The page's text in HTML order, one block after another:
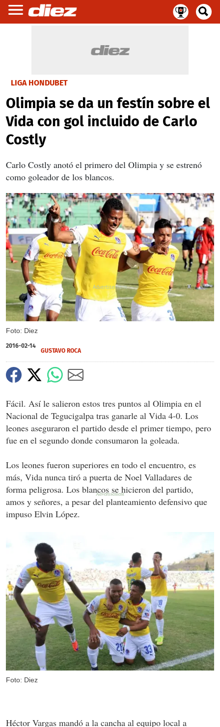
LIGA HONDUBET
Olimpia se da un festín sobre el
Vida con gol incluido de Carlo
Costly
Carlo Costly anotó el primero del Olimpia y se estrenó
como goleador de los blancos.
Foto: Diez
X
X
X
2016-02-14
GUSTAVO ROCA
Fácil. Así le salieron estos tres puntos al Olimpia en el
Nacional de Tegucigalpa tras ganarle al Vida 4-0. Los
leones aseguraron el partido desde el primer tiempo, pero
fue en el segundo donde consumaron la goleada.
Los leones fueron superiores en todo el encuentro, es
más, Vida nunca tiró a puerta de Noel Valladares de
forma peligrosa. Los blancos se hicieron del partido,
amos y señores, a pesar del planteamiento defensivo que
impuso Elvin López.
Foto: Diez
Héctor Vargas mandó a la cancha al equipo local a